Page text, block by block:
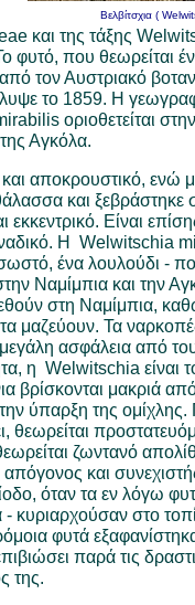
Βελβίτσχια (
και της τάξης
φυτό, που θεωρείται
τον Αυστριακό
το 1859. Η
οριοθετείται
Αγκόλα.
αποκρουστικό, ενώ
και ξεβράστηκε
εκκεντρικό. Είναι
Η Welwitschia
σωστό, ένα λουλούδι -
Ναμίμπια και την
στη Ναμίμπια,
μαζεύουν. Τα
ασφάλεια από
η Welwitschia είναι
βρίσκονται μακριά
ύπαρξη της
θεωρείται
ζωντανό
απόγονος και
όταν τα εν λόγω
κυριαρχούσαν στο
φυτά
παρά τις
της.